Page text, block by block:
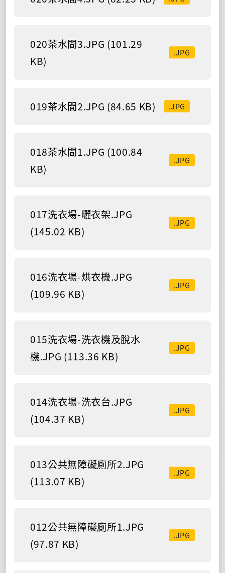
020茶水間3.JPG (101.29
KB)
.JPG
019茶水間2.JPG (84.65 KB) .JPG
018茶水間1.JPG (100.84
KB)
.JPG
017洗衣場-曬衣架.JPG
(145.02 KB)
.JPG
016洗衣場-烘衣機.JPG
(109.96 KB)
.JPG
015洗衣場-洗衣機及脫水
機.JPG (113.36 KB)
.JPG
014洗衣場-洗衣台.JPG
(104.37 KB)
.JPG
013公共無障礙廁所2.JPG
(113.07 KB)
.JPG
012公共無障礙廁所1.JPG
(97.87 KB)
.JPG